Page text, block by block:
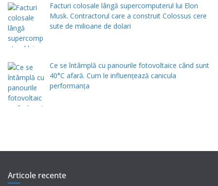
Facturi colosale lângă supercomputerul lui Elon
Musk. Contractorul care a construit Colossus cere
sute de milioane de dolari
Ce se întâmplă cu panourile fotovoltaice când sunt
40°C afară. Cum le influențează canicula
performanța
Articole recente